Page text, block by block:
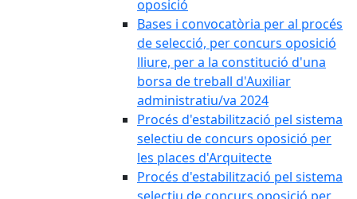
oposició
Bases i convocatòria per al procés
de selecció, per concurs oposició
lliure, per a la constitució d'una
borsa de treball d'Auxiliar
administratiu/va 2024
Procés d'estabilització pel sistema
selectiu de concurs oposició per
les places d'Arquitecte
Procés d'estabilització pel sistema